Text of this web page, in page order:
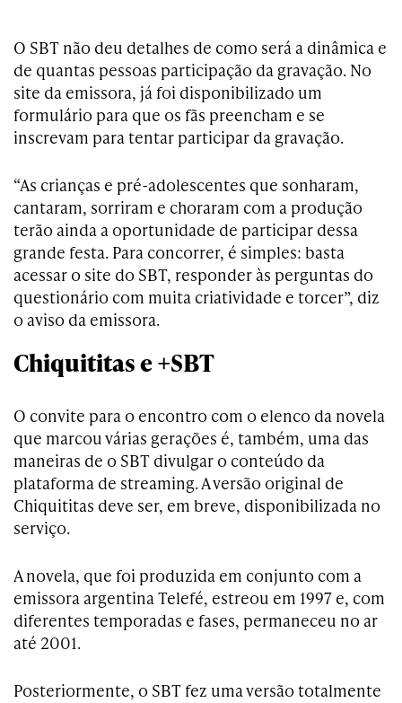
O SBT não deu detalhes de como será a dinâmica e
de quantas pessoas participação da gravação. No
site da emissora, já foi disponibilizado um
formulário para que os fãs preencham e se
inscrevam para tentar participar da gravação.
“As crianças e pré-adolescentes que sonharam,
cantaram, sorriram e choraram com a produção
terão ainda a oportunidade de participar dessa
grande festa. Para concorrer, é simples: basta
acessar o site do SBT, responder às perguntas do
questionário com muita criatividade e torcer”, diz
o aviso da emissora.
Chiquititas e +SBT
O convite para o encontro com o elenco da novela
que marcou várias gerações é, também, uma das
maneiras de o SBT divulgar o conteúdo da
plataforma de streaming. A versão original de
Chiquititas deve ser, em breve, disponibilizada no
serviço.
A novela, que foi produzida em conjunto com a
emissora argentina Telefé, estreou em 1997 e, com
diferentes temporadas e fases, permaneceu no ar
até 2001.
Posteriormente, o SBT fez uma versão totalmente